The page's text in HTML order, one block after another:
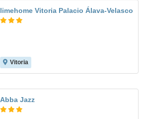
limehome Vitoria Palacio Álava-Velasco
Vitoria
Abba Jazz